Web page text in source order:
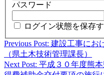
パスワード
ログイン状態を保存
投
稿
Previous Post: 建設工事に
（県土木技術管理課長）
Next Post: 平成３０年度熊